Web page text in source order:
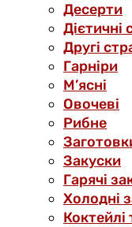
Десерти
Дієтичні
Другі
Гарніри
М’ясні
Овочеві
Рибне
Закуски
Гарячі
Холодні
Коктейлі